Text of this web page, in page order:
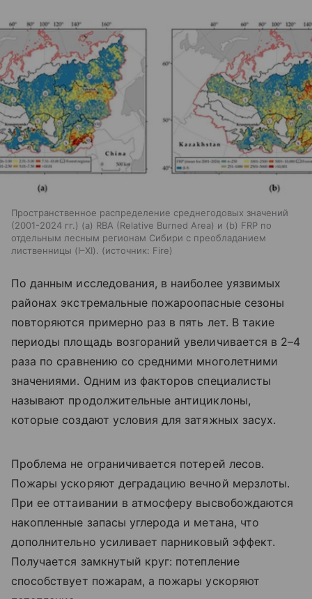
Пространственное распределение среднегодовых значений
(2001-2024 гг.) (а) RBA (Relative Burned Area) и (b) FRP по
отдельным лесным регионам Сибири с преобладанием
лиственницы (I–XI).
источник: Fire
По данным исследования, в наиболее уязвимых
районах экстремальные пожароопасные сезоны
повторяются примерно раз в пять лет. В такие
периоды площадь возгораний увеличивается в 2–4
раза по сравнению со средними многолетними
значениями. Одним из факторов специалисты
называют продолжительные антициклоны,
которые создают условия для затяжных засух.
Проблема не ограничивается потерей лесов.
Пожары ускоряют деградацию вечной мерзлоты.
При ее оттаивании в атмосферу высвобождаются
накопленные запасы углерода и метана, что
дополнительно усиливает парниковый эффект.
Получается замкнутый круг: потепление
способствует пожарам, а пожары ускоряют